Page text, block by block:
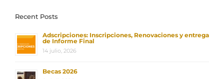
Recent Posts
Adscripciones: Inscripciones, Renovaciones y entrega
de Informe Final
14 julio, 2026
Becas 2026